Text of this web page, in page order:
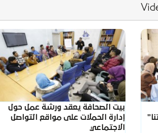
بيت الصحافة يعقد ورشة عمل حول
إدارة الحملات على مواقع التواصل
الاجتماعي